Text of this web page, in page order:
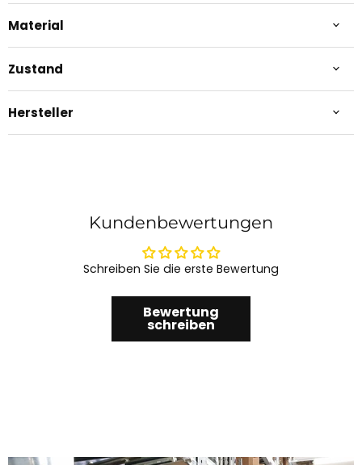
Material
Zustand
Hersteller
Kundenbewertungen
Schreiben Sie die erste Bewertung
Bewertung
schreiben